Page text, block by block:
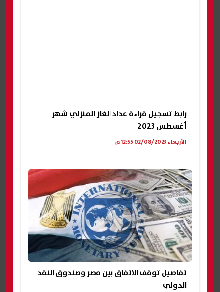
رابط تسجيل قراءة عداد الغاز المنزلي شهر
أغسطس 2023
الأربعاء 02/08/2023 12:55 م
تفاصيل توقف الاتفاق بين مصر وصندوق النقد
الدولي